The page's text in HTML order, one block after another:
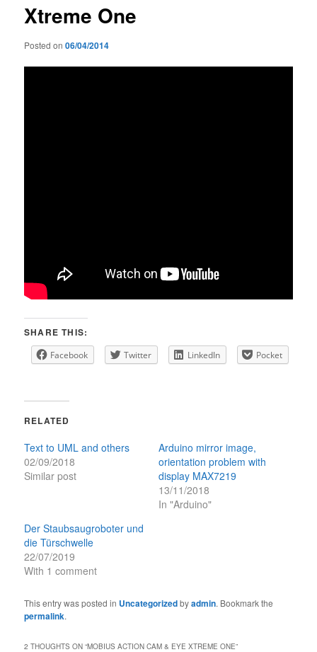
Xtreme One
Posted on06/04/2014
SHARE THIS:
Facebook Twitter LinkedIn Pocket
RELATED
Text to UML and others
02/09/2018
Similar post
Arduino mirror image,
orientation problem with
display MAX7219
13/11/2018
In "Arduino"
Der Staubsaugroboter und
die Türschwelle
22/07/2019
With 1 comment
This entry was posted in Uncategorizedbyadmin. Bookmark the
permalink.
2 THOUGHTS ON “MOBIUS ACTION CAM & EYE XTREME ONE”